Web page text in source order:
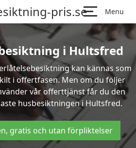
pris.se Menu
i Hultsfred
kan kännas som
i offertfasen. Men om du följer
vår offerttjänst får du den
husbesiktningen i Hultsfred.
gratis och utan förpliktelser